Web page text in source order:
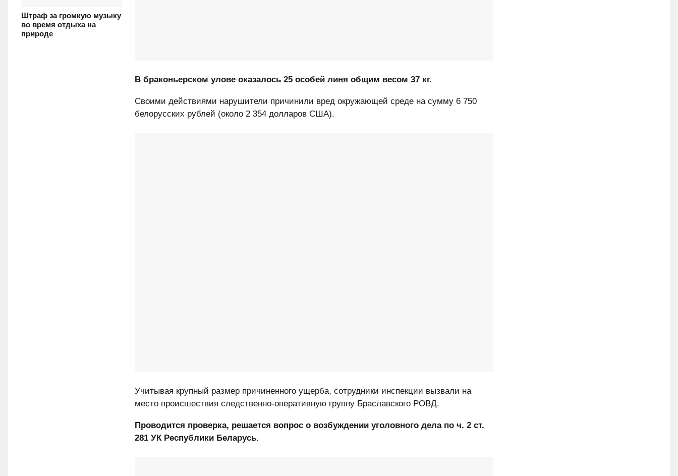
Штраф за громкую музыку
во время отдыха на
природе
В браконьерском улове оказалось 25 особей линя общим весом 37 кг.
Своими действиями нарушители причинили вред окружающей среде на сумму 6 750
белорусских рублей (около 2 354 долларов США).
Учитывая крупный размер причиненного ущерба, сотрудники инспекции вызвали на
место происшествия следственно-оперативную группу Браславского РОВД.
Проводится проверка, решается вопрос о возбуждении уголовного дела по ч. 2 ст.
281 УК Республики Беларусь.